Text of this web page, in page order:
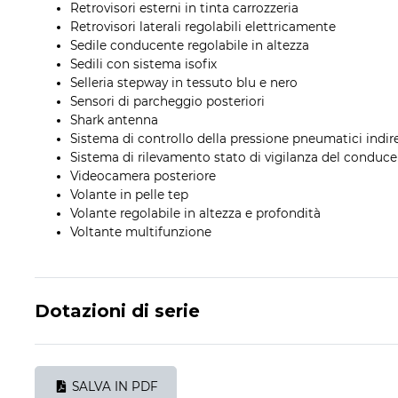
Retrovisori esterni in tinta carrozzeria
Retrovisori laterali regolabili elettricamente
Sedile conducente regolabile in altezza
Sedili con sistema isofix
Selleria stepway in tessuto blu e nero
Sensori di parcheggio posteriori
Shark antenna
Sistema di controllo della pressione pneumatici
Sistema di rilevamento stato di vigilanza del
Videocamera posteriore
Volante in pelle tep
Volante regolabile in altezza e profondità
Voltante multifunzione
Dotazioni di serie
SALVA IN PDF